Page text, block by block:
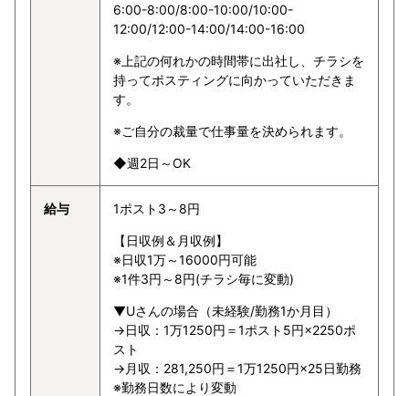
6:00-8:00/8:00-10:00/10:00-
12:00/12:00-14:00/14:00-16:00
※上記の何れかの時間帯に出社し、チラシを
持ってポスティングに向かっていただきま
す。
※ご自分の裁量で仕事量を決められます。
◆週2日～OK
給与 1ポスト3～8円
【日収例＆月収例】
※日収1万～16000円可能
※1件3円～8円(チラシ毎に変動)
▼Uさんの場合（未経験/勤務1か月目）
→日収：1万1250円＝1ポスト5円×2250ポ
スト
→月収：281,250円＝1万1250円×25日勤務
※勤務日数により変動